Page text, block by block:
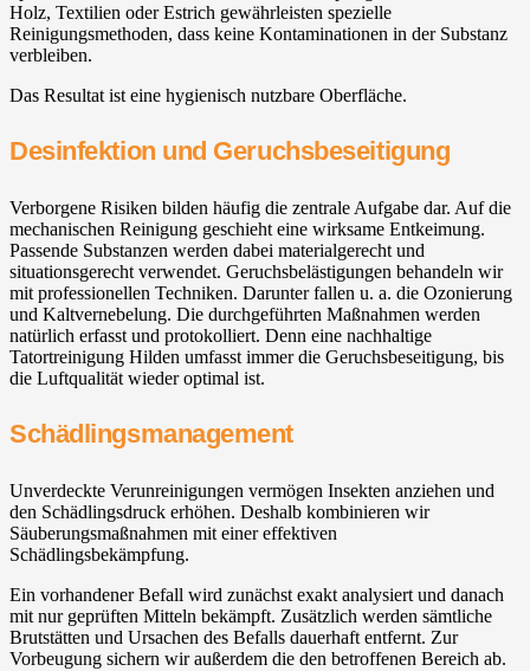
Holz, Textilien oder Estrich gewährleisten spezielle
Reinigungsmethoden, dass keine Kontaminationen in der Substanz
verbleiben.
Das Resultat ist eine hygienisch nutzbare Oberfläche.
Desinfektion und Geruchsbeseitigung
Verborgene Risiken bilden häufig die zentrale Aufgabe dar. Auf die
mechanischen Reinigung geschieht eine wirksame Entkeimung.
Passende Substanzen werden dabei materialgerecht und
situationsgerecht verwendet. Geruchsbelästigungen behandeln wir
mit professionellen Techniken. Darunter fallen u. a. die Ozonierung
und Kaltvernebelung. Die durchgeführten Maßnahmen werden
natürlich erfasst und protokolliert. Denn eine nachhaltige
Tatortreinigung Hilden umfasst immer die Geruchsbeseitigung, bis
die Luftqualität wieder optimal ist.
Schädlingsmanagement
Unverdeckte Verunreinigungen vermögen Insekten anziehen und
den Schädlingsdruck erhöhen. Deshalb kombinieren wir
Säuberungsmaßnahmen mit einer effektiven
Schädlingsbekämpfung.
Ein vorhandener Befall wird zunächst exakt analysiert und danach
mit nur geprüften Mitteln bekämpft. Zusätzlich werden sämtliche
Brutstätten und Ursachen des Befalls dauerhaft entfernt. Zur
Vorbeugung sichern wir außerdem die den betroffenen Bereich ab.